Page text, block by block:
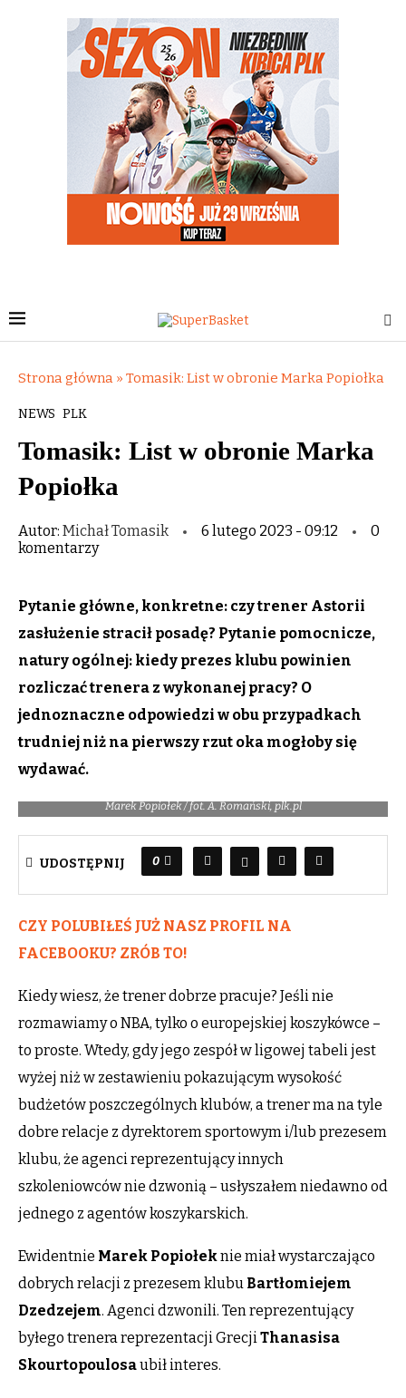
Strona główna » Tomasik: List w obronie Marka Popiołka
NEWS PLK
Tomasik: List w obronie Marka
Popiołka
Autor: Michał Tomasik 6 lutego 2023 - 09:12
0
komentarzy
Pytanie główne, konkretne: czy trener Astorii
zasłużenie stracił posadę? Pytanie pomocnicze,
natury ogólnej: kiedy prezes klubu powinien
rozliczać trenera z wykonanej pracy? O
jednoznaczne odpowiedzi w obu przypadkach
trudniej niż na pierwszy rzut oka mogłoby się
wydawać.
Marek Popiołek / fot. A. Romański, plk.pl
UDOSTĘPNIJ 0
CZY POLUBIŁEŚ JUŻ NASZ PROFIL NA
FACEBOOKU? ZRÓB TO!
Kiedy wiesz, że trener dobrze pracuje? Jeśli nie
rozmawiamy o NBA, tylko o europejskiej koszykówce –
to proste. Wtedy, gdy jego zespół w ligowej tabeli jest
wyżej niż w zestawieniu pokazującym wysokość
budżetów poszczególnych klubów, a trener ma na tyle
dobre relacje z dyrektorem sportowym i/lub prezesem
klubu, że agenci reprezentujący innych
szkoleniowców nie dzwonią – usłyszałem niedawno od
jednego z agentów koszykarskich.
Ewidentnie Marek Popiołeknie miał wystarczająco
dobrych relacji z prezesem klubu Bartłomiejem
Dzedzejem. Agenci dzwonili. Ten reprezentujący
byłego trenera reprezentacji GrecjiThanasisa
Skourtopoulosaubił interes.